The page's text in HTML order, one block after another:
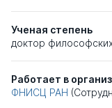
Ученая степень
доктор
Работает в
ФНИСЦ РАН